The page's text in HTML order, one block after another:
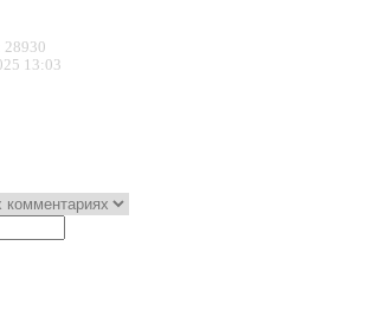
28930
13:03